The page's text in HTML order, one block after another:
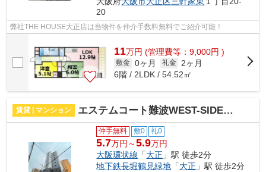
20
弊社THE HOUSE大正店は当物件を仲介手数料無料でご紹介可能！
11万円 (管理費等：9,000円 )
敷金 0ヶ月 礼金
2ヶ月
6階 / 2LDK / 54.52㎡
賃貸 | マンション エステムコート難波WEST-SIDE IV ザ・フォース 仲介手数料無料
仲手無料 敷0 礼0
5.7万円～5.9万円
大阪環状線 「大正 」駅 徒歩2分
地下鉄長堀鶴見緑地 「大正 」駅 徒歩2分